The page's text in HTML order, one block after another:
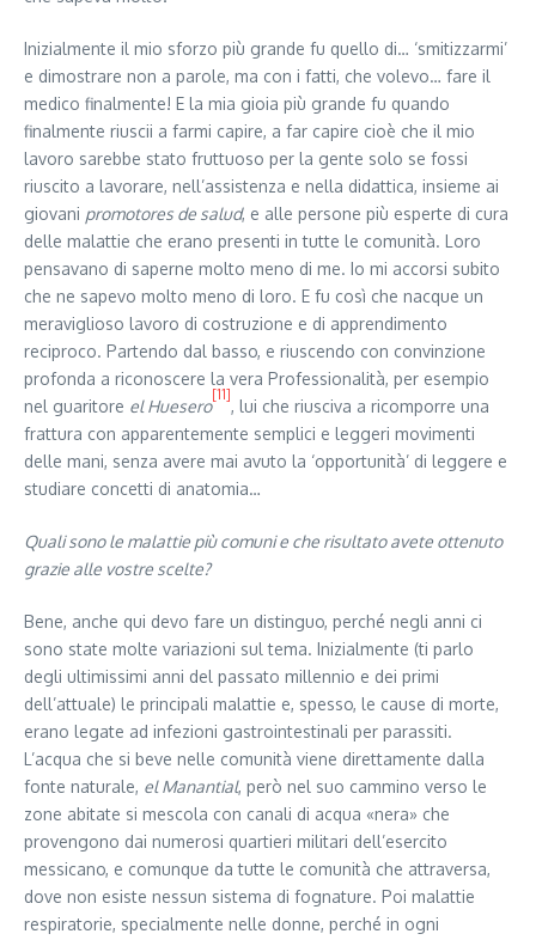
Inizialmente il mio sforzo più grande fu quello di… ‘smitizzarmi’
e dimostrare non a parole, ma con i fatti, che volevo… fare il
medico finalmente! E la mia gioia più grande fu quando
finalmente riuscii a farmi capire, a far capire cioè che il mio
lavoro sarebbe stato fruttuoso per la gente solo se fossi
riuscito a lavorare, nell’as­si­stenza e nella didattica, insieme ai
giovani promotores de salud, e alle persone più esperte di cura
delle malattie che erano presenti in tutte le comunità. Loro
pensavano di saperne molto meno di me. Io mi accorsi subito
che ne sapevo molto meno di loro. E fu così che nacque un
meraviglioso lavoro di costruzione e di apprendimento
reciproco. Partendo dal basso, e riuscendo con convinzione
profonda a riconoscere la vera Professionalità, per esempio
nel guaritore el Huesero
[11]
, lui che riusciva a ricomporre una
frattura con apparentemente semplici e leggeri movimenti
delle mani, senza avere mai avuto la ‘opportunità’ di leggere e
studiare concetti di anatomia…
Quali sono le malattie più comuni e che risultato avete ottenuto
grazie alle vostre scelte?
Bene, anche qui devo fare un distinguo, perché negli anni ci
sono state molte variazioni sul tema. Inizialmente (ti parlo
degli ultimissimi anni del passato millennio e dei primi
dell’attuale) le principali malattie e, spesso, le cause di morte,
erano legate ad infezioni gastrointestinali per parassiti.
L’acqua che si beve nelle comunità viene direttamente dalla
fonte naturale, el Manantial, però nel suo cammino verso le
zone abitate si mescola con canali di acqua «nera» che
provengono dai numerosi quartieri militari del­l’e­sercito
messicano, e comunque da tutte le comunità che attraversa,
dove non esiste nessun sistema di fognature. Poi malattie
respiratorie, specialmente nelle donne, perché in ogni